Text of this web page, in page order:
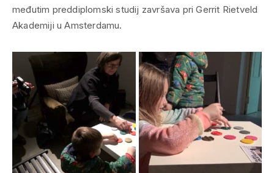
međutim preddiplomski studij završava pri Gerrit Rietveld
Akademiji u Amsterdamu.